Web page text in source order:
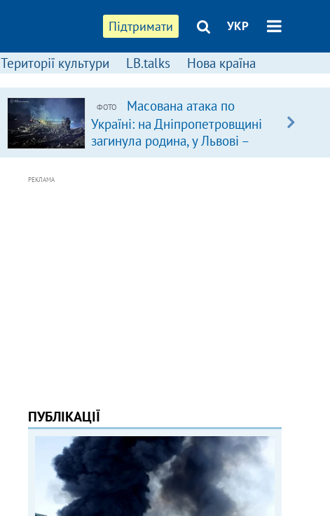
Підтримати УКР
Території культури LB.talks Нова країна
ФОТО
Масована атака по
Україні: на Дніпропетровщині
загинула родина, у Львові –
удар по багатоповерхівках
РЕКЛАМА
ПУБЛІКАЦІЇ